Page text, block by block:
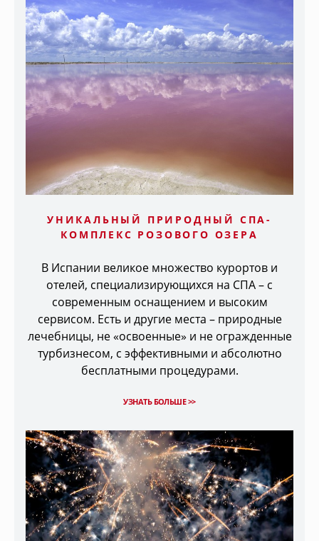
УНИКАЛЬНЫЙ ПРИРОДНЫЙ СПА-
КОМПЛЕКС РОЗОВОГО ОЗЕРА
В Испании великое множество курортов и
отелей, специализирующихся на СПА – с
современным оснащением и высоким
сервисом. Есть и другие места – природные
лечебницы, не «освоенные» и не огражденные
турбизнесом, с эффективными и абсолютно
бесплатными процедурами.
УЗНАТЬ БОЛЬШЕ >>